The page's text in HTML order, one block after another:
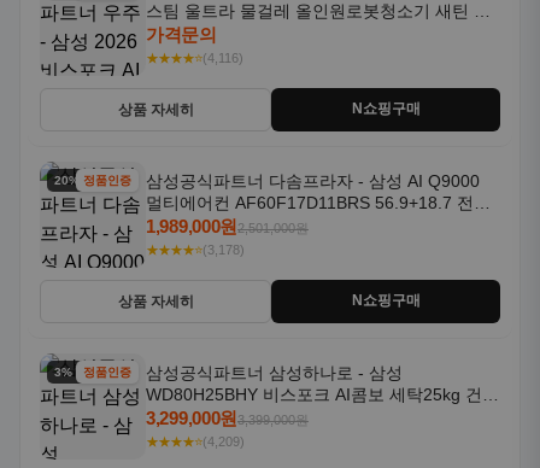
스팀 울트라 물걸레 올인원로봇청소기 새틴 차
콜 AAH
가격문의
★★★★⭐(4,116)
상품 자세히 N쇼핑구매
20% 할인정품인증
삼성공식파트너 다솜프라자 - 삼성 AI Q9000
멀티에어컨 AF60F17D11BRS 56.9+18.7 전국
기본설치포함
1,989,000원2,501,000원
★★★★⭐(3,178)
상품 자세히 N쇼핑구매
3% 할인정품인증
삼성공식파트너 삼성하나로 - 삼성
WD80H25BHY 비스포크 AI콤보 세탁25kg 건조
18kg 26년형 일체형 1등급
3,299,000원3,399,000원
★★★★⭐(4,209)